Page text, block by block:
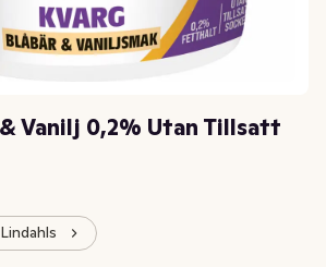
Vanilj 0,2% Utan Tillsatt